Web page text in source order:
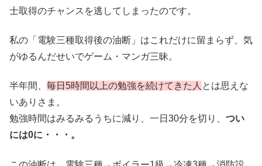
士取得のチャンスを逃してしまったのです。
私の「電験三種取得後の油断」はこれだけに留まらず、気
がゆるんだせいでゲーム・マンガ三昧。
半年間、 毎日5時間以上の勉強を続けてきた人 とは思えな
いありさま。
勉強時間はみるみるうちに減り、一日30分を切り、 つい
には0に・・・。